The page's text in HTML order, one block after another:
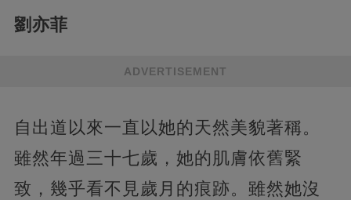
劉亦菲
ADVERTISEMENT
自出道以來一直以她的天然美貌著稱。
雖然年過三十七歲，她的肌膚依舊緊
致，幾乎看不見歲月的痕跡。雖然她沒